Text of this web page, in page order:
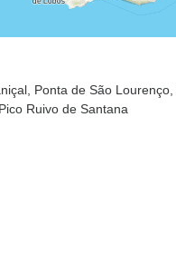
, Ponta de São Lourenço
Pico Ruivo de Santana